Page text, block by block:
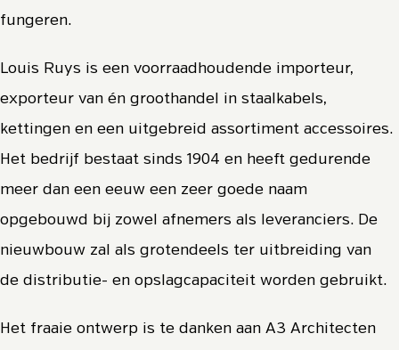
fungeren.
Louis Ruys is een voorraadhoudende importeur,
exporteur van én groothandel in staalkabels,
kettingen en een uitgebreid assortiment accessoires.
Het bedrijf bestaat sinds 1904 en heeft gedurende
meer dan een eeuw een zeer goede naam
opgebouwd bij zowel afnemers als leveranciers. De
nieuwbouw zal als grotendeels ter uitbreiding van
de distributie- en opslagcapaciteit worden gebruikt.
Het fraaie ontwerp is te danken aan A3 Architecten